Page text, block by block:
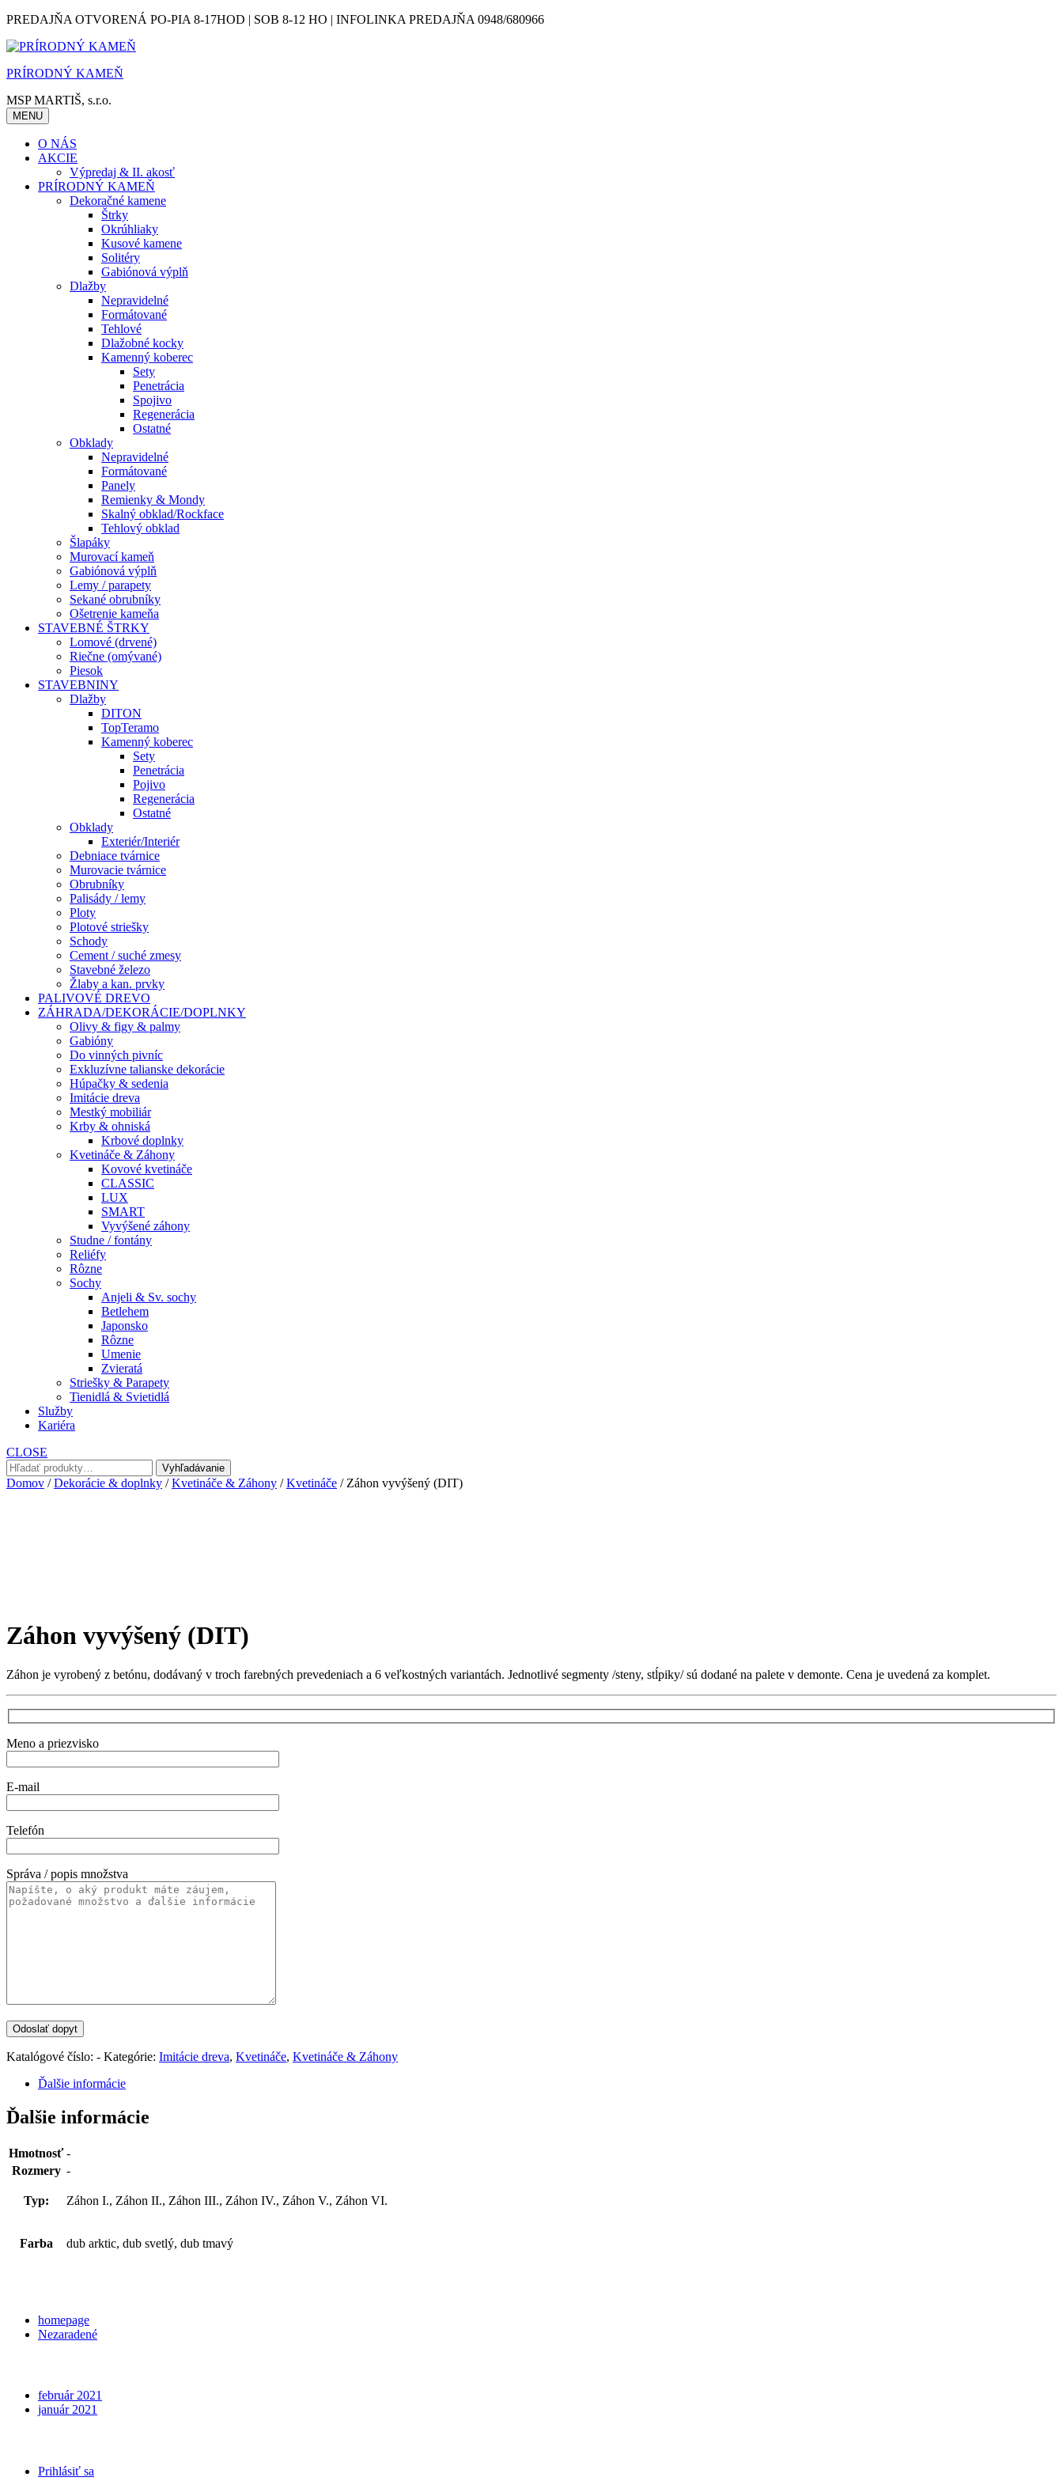
Skip
content
PREDAJŇA OTVORENÁ PO-PIA 8-17HOD | SOB 8-12 HO | INFOLINKA PREDAJŇA 0948/680966
PRÍRODNÝ KAMEŇ
MSP MARTIŠ, s.r.o.
MENU
O NÁS
AKCIE
Výpredaj & II. akosť
PRÍRODNÝ KAMEŇ
Dekoračné kamene
Štrky
Okrúhliaky
Kusové kamene
Solitéry
Gabiónová výplň
Dlažby
Nepravidelné
Formátované
Tehlové
Dlažobné kocky
Kamenný koberec
Sety
Penetrácia
Spojivo
Regenerácia
Ostatné
Obklady
Nepravidelné
Formátované
Panely
Remienky & Mondy
Skalný obklad/Rockface
Tehlový obklad
Šlapáky
Murovací kameň
Gabiónová výplň
Lemy / parapety
Sekané obrubníky
Ošetrenie kameňa
STAVEBNÉ ŠTRKY
Lomové (drvené)
Riečne (omývané)
Piesok
STAVEBNINY
Dlažby
DITON
TopTeramo
Kamenný koberec
Sety
Penetrácia
Pojivo
Regenerácia
Ostatné
Obklady
Exteriér/Interiér
Debniace tvárnice
Murovacie tvárnice
Obrubníky
Palisády / lemy
Ploty
Plotové striešky
Schody
Cement / suché zmesy
Stavebné železo
Žlaby a kan. prvky
PALIVOVÉ DREVO
ZÁHRADA/DEKORÁCIE/DOPLNKY
Olivy & figy & palmy
Gabióny
Do vinných pivníc
Exkluzívne talianske dekorácie
Húpačky & sedenia
Imitácie dreva
Mestký mobiliár
Krby & ohniská
Krbové doplnky
Kvetináče & Záhony
Kovové kvetináče
CLASSIC
LUX
SMART
Vyvýšené záhony
Studne / fontány
Reliéfy
Rôzne
Sochy
Anjeli & Sv. sochy
Betlehem
Japonsko
Rôzne
Umenie
Zvieratá
Striešky & Parapety
Tienidlá & Svietidlá
Služby
Kariéra
CLOSE
Hľadať:
Vyhľadávanie
Domov /Dekorácie & doplnky /Kvetináče & Záhony /Kvetináče / Záhon vyvýšený (DIT)
Záhon vyvýšený (DIT)
Záhon je vyrobený z betónu, dodávaný v troch farebných prevedeniach a 6 veľkostných variantách. Jednotlivé segmenty /steny, stĺpiky/ sú dodané na palete v demonte. Cena je uvedená za komplet.
Meno a priezvisko
E-mail
Telefón
Správa / popis množstva
Katalógové číslo: - Kategórie: Imitácie dreva, Kvetináče, Kvetináče & Záhony
Ďalšie informácie
Ďalšie informácie
Hmotnosť -
Rozmery -
Typ: Záhon I., Záhon II., Záhon III., Záhon IV., Záhon V., Záhon VI.
Farba dub arktic, dub svetlý, dub tmavý
homepage
Nezaradené
február 2021
január 2021
Prihlásiť sa